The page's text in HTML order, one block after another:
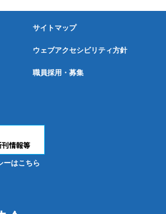
サイトマップ
ウェブアクセシビリティ方針
職員採用・募集
ーはこちら